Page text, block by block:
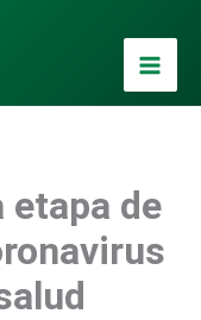
etapa de